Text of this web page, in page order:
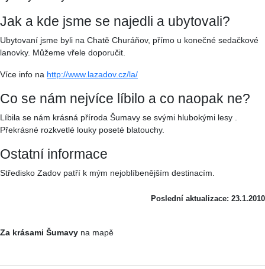
Jak a kde jsme se najedli a ubytovali?
Ubytovaní jsme byli na Chatě Churáňov, přímo u konečné sedačkové
lanovky. Můžeme vřele doporučit.
Více info na http://www.lazadov.cz/la/
Co se nám nejvíce líbilo a co naopak ne?
Líbila se nám krásná příroda Šumavy se svými hlubokými lesy .
Překrásné rozkvetlé louky poseté blatouchy.
Ostatní informace
Středisko Zadov patří k mým nejoblíbenějším destinacím.
Poslední aktualizace: 23.1.2010
Za krásami Šumavy na mapě